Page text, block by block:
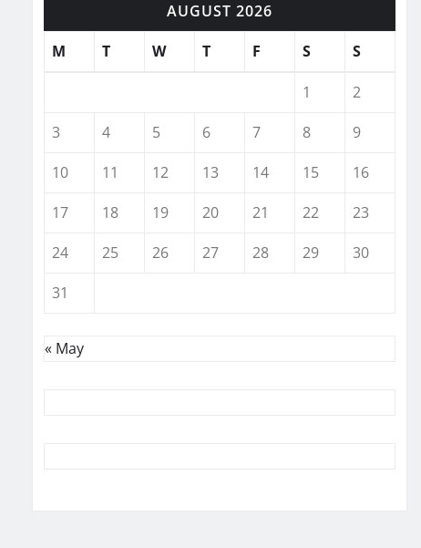
AUGUST 2026
M
T W T F S S
1
2
3
4 5 6 7 8
9
10
11 12 13 14 15
16
17
18 19 20 21 22
23
24
25 26 27 28 29
30
31
« May